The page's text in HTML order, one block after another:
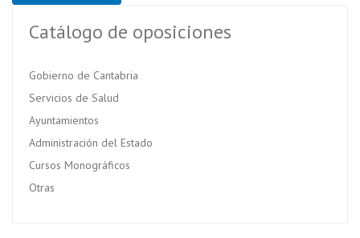
Catálogo de oposiciones
Gobierno de Cantabria
Servicios de Salud
Ayuntamientos
Administración del Estado
Cursos Monográficos
Otras